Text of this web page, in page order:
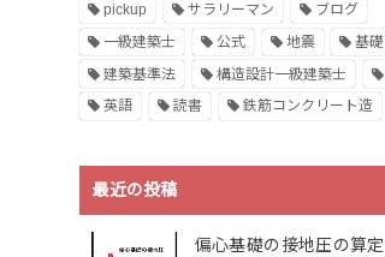
pickup サラリーマン
ブログ
一級建築士
公式 地震
基礎
建築基準法
構造設計一級建築士
英語
読書 鉄筋コンクリート造
最近の投稿
偏心基礎の接地圧の算定